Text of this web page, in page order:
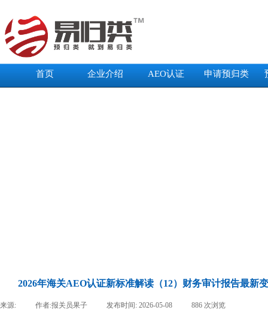
首页 企业介绍 AEO认证 申请预归类
2026年海关AEO认证新标准解读（12）财务审计报告最新
来源: 作者:报关员果子 发布时间: 2026-05-08 886 次浏览